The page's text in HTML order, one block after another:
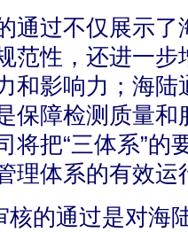
过不仅展示了
范性，还进一
和影响力；海陆
保障检测质量和
将把“三体系”的
理体系的有效运
的通过是对海